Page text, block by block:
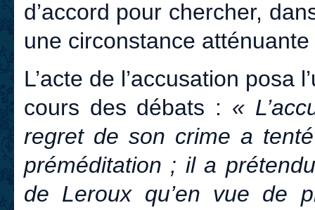
d’accord pour chercher,
une circonstance
L’acte de l’accusation posa
cours des débats : «
regret de son crime a
préméditation ; il a
de Leroux qu’en vue de